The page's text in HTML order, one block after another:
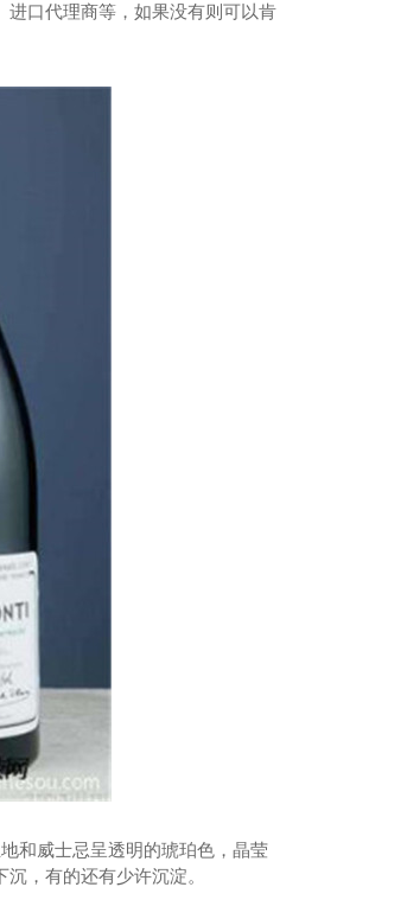
口代理商等，如果没有则可以肯
和威士忌呈透明的琥珀色，晶莹
，有的还有少许沉淀。